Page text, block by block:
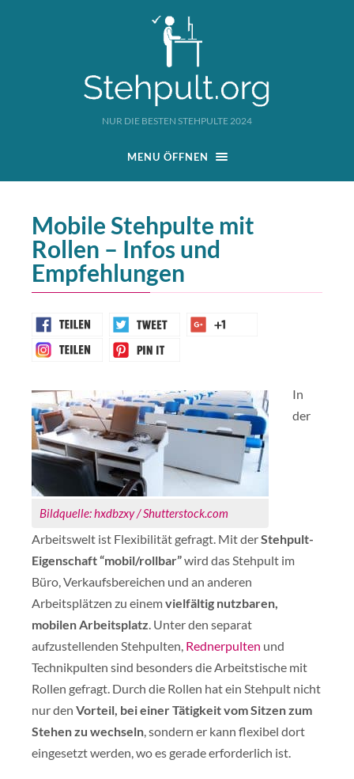
NUR DIE BESTEN STEHPULTE 2024
MENU ÖFFNEN
Mobile Stehpulte mit
Rollen – Infos und
Empfehlungen
Bildquelle: hxdbzxy / Shutterstock.com
In
der
Arbeitswelt ist Flexibilität gefragt. Mit derStehpult-
Eigenschaft “mobil/rollbar”wird das Stehpult im
Büro, Verkaufsbereichen und an anderen
Arbeitsplätzen zu einemvielfältig nutzbaren,
mobilen Arbeitsplatz. Unter den separat
aufzustellenden Stehpulten, Rednerpulten und
Technikpulten sind besonders die Arbeitstische mit
Rollen gefragt. Durch die Rollen hat ein Stehpult nicht
nur den Vorteil, bei einer Tätigkeit vom Sitzen zum
Stehen zu wechseln, sondern er kann flexibel dort
eingesetzt werden, wo es gerade erforderlich ist.